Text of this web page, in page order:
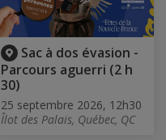
Sac à dos évasion -
Parcours aguerri (2 h
30)
25 septembre 2026, 12h30
Îlot des Palais, Québec, QC